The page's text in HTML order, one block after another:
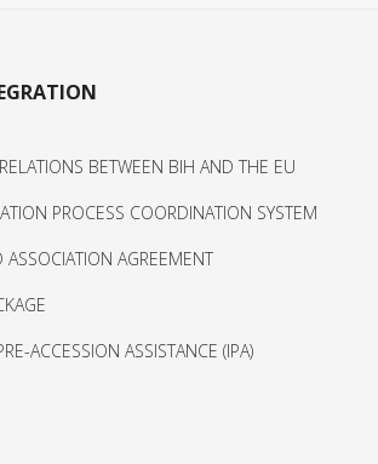
BETWEEN BIH AND THE EU
PROCESS COORDINATION SYSTEM
ASSOCIATION AGREEMENT
ACCESSION ASSISTANCE (IPA)